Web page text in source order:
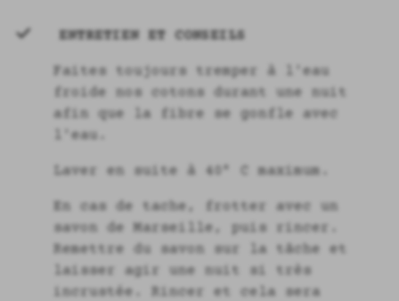
ENTRETIEN ET CONSEILS
Faites toujours tremper à l'eau
froide nos cotons durant une nuit
afin que la fibre se gonfle avec
l'eau.
Laver en suite à 40° C maximum.
En cas de tache, frotter avec un
savon de Marseille, puis rincer.
Remettre du savon sur la tâche et
laisser agir une nuit si très
incrustée. Rincer et cela sera